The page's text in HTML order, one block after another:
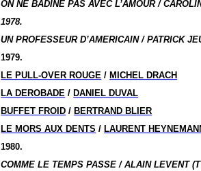
ON NE BADINE PAS AVEC L’AMOUR /
1978.
UN PROFESSEUR D’AMERICAIN / PATRICK
1979.
LE PULL-OVER ROUGE / MICHEL DRACH
LA DEROBADE / DANIEL DUVAL
BUFFET FROID / BERTRAND BLIER
LE MORS AUX DENTS / LAURENT
1980.
COMME LE TEMPS PASSE / ALAIN LEVENT